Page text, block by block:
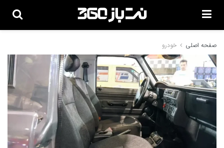
صفحه اصلی خودرو